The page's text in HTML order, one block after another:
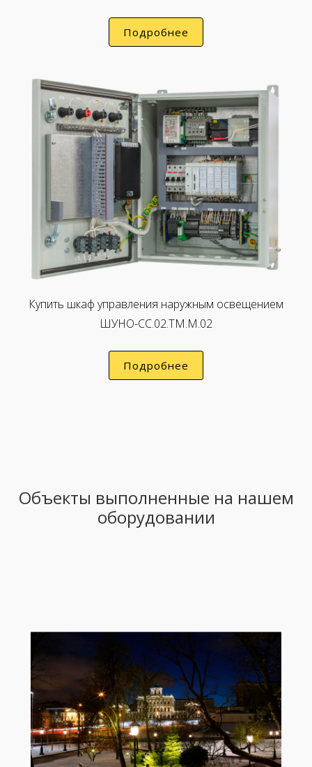
Подробнее
Купить шкаф управления наружным освещением
ШУНО-CC.02.ТМ.M.02
Подробнее
Объекты выполненные на нашем
оборудовании